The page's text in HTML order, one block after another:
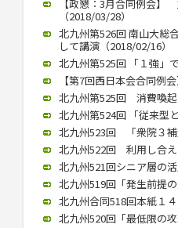
【政懇：3月合同例会
（2018/03/28）
北九州第526回 南山大総
して講演（2018/02/16）
北九州第525回 「１強」
【第7回西日本会合同
北九州第525回 消費喚起
北九州第524回 「従来型
北九州523回 「衆院３補
北九州522回 利用し合
北九州521回シニア層の
北九州519回「発生前提
北九州合同518回本紙１
北九州520回「最低限の